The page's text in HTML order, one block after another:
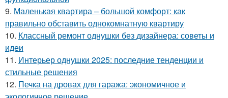
9. Маленькая квартира – большой комфорт: как
правильно обставить однокомнатную квартиру
10. Классный ремонт однушки без дизайнера: советы и
идеи
11. Интерьер однушки 2025: последние тенденции и
стильные решения
12. Печка на дровах для гаража: экономичное и